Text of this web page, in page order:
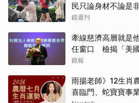
民只論身材不論是
鏡週刊
牽線慈濟高層就是
任窗口 檢揭「美
網絡
鏡報
雨揚老師》12生肖
喜臨門、蛇寶寶事